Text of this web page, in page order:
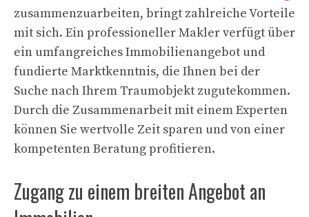
zusammenzuarbeiten, bringt zahlreiche Vorteile
mit sich. Ein professioneller Makler verfügt über
ein umfangreiches Immobilienangebot und
fundierte Marktkenntnis, die Ihnen bei der
Suche nach Ihrem Traumobjekt zugutekommen.
Durch die Zusammenarbeit mit einem Experten
können Sie wertvolle Zeit sparen und von einer
kompetenten Beratung profitieren.
Zugang zu einem breiten Angebot an